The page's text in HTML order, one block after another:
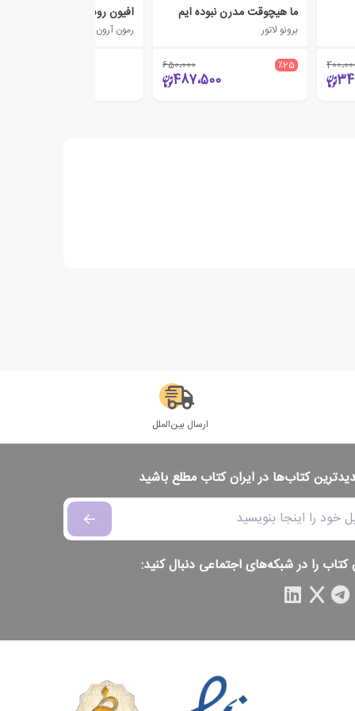
ما هیچوقت مدرن نبوده ایم
برونو لاتور
٪25 650،000
487،500
افیون روشنفکران
رمون آرون
ارسال بین‌الملل
کتاب‌ها در ایران کتاب مطلع باشید
کتاب را در شبکه‌های اجتماعی دنبال کنید: